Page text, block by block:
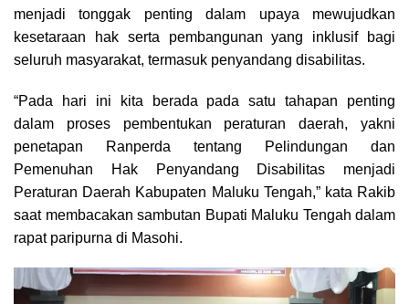
menjadi tonggak penting dalam upaya mewujudkan
kesetaraan hak serta pembangunan yang inklusif bagi
seluruh masyarakat, termasuk penyandang disabilitas.
“Pada hari ini kita berada pada satu tahapan penting
dalam proses pembentukan peraturan daerah, yakni
penetapan Ranperda tentang Pelindungan dan
Pemenuhan Hak Penyandang Disabilitas menjadi
Peraturan Daerah Kabupaten Maluku Tengah,” kata Rakib
saat membacakan sambutan Bupati Maluku Tengah dalam
rapat paripurna di Masohi.